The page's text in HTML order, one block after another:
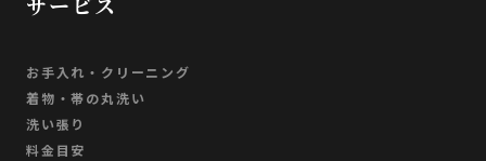
お手入れ・クリーニング
着物・帯の丸洗い
洗い張り
料金目安